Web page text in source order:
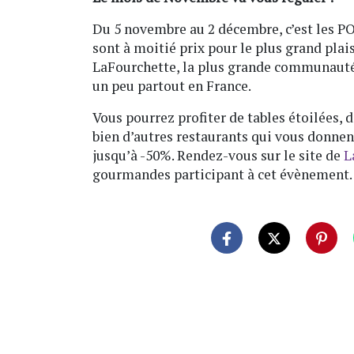
Du 5 novembre au 2 décembre, c’est les
sont à moitié prix pour le plus grand
LaFourchette, la plus grande
un peu partout en France.
Vous pourrez profiter de tables étoilées,
bien d’autres restaurants qui vous
jusqu’à -50%. Rendez-vous sur le site de
gourmandes participant à cet évènement.